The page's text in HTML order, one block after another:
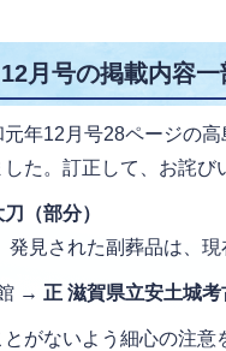
月号の掲載内容
年12月号28ページの
た。訂正して、お詫び
（部分）
発見された副葬品は、
→ 正 滋賀県立安土城
がないよう細心の注意